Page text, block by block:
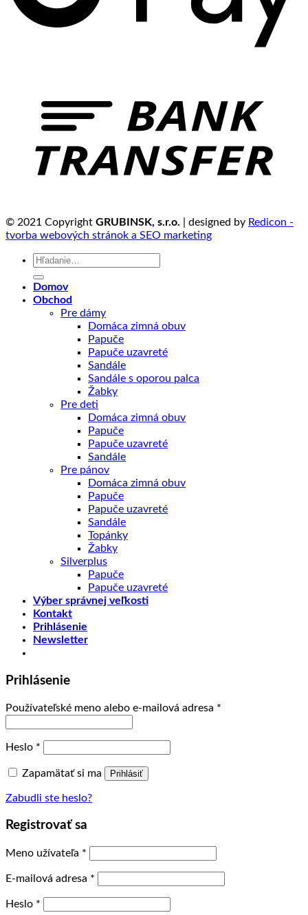
© 2021 Copyright GRUBINSK, s.r.o. | designed by Redicon -
tvorba webových stránok a SEO marketing
Hľadať:
Domov
Obchod
Pre dámy
Domáca zimná obuv
Papuče
Papuče uzavreté
Sandále
Sandále s oporou palca
Žabky
Pre deti
Domáca zimná obuv
Papuče
Papuče uzavreté
Sandále
Pre pánov
Domáca zimná obuv
Papuče
Papuče uzavreté
Sandále
Topánky
Žabky
Silverplus
Papuče
Papuče uzavreté
Výber správnej veľkosti
Kontakt
Prihlásenie
Newsletter
Prihlásenie
Používateľské meno alebo e-mailová adresa *
Heslo *
Zapamätať si ma Prihlásiť
Zabudli ste heslo?
Registrovať sa
Meno užívateľa *
E-mailová adresa *
Heslo *